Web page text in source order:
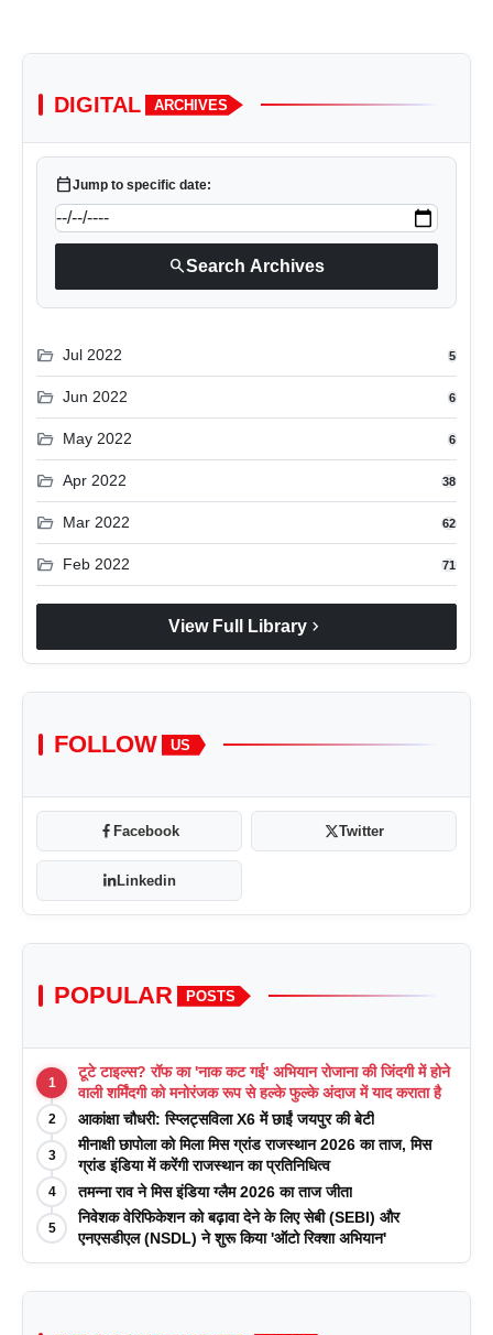
DIGITAL ARCHIVES
calendar_todayJump to specific date:
searchSearch Archives
folder_open Jul 2022 5
folder_open Jun 2022 6
folder_open May 2022 6
folder_open Apr 2022 38
folder_open Mar 2022 62
folder_open Feb 2022 71
View Full Library chevron_right
FOLLOW US
Facebook Twitter
Linkedin
POPULAR POSTS
1
टूटे टाइल्स? रॉफ का 'नाक कट गई' अभियान रोजाना की जिंदगी में होने
वाली शर्मिंदगी को मनोरंजक रूप से हल्के फुल्के अंदाज में याद कराता है
2 आकांक्षा चौधरी: स्प्लिट्सविला X6 में छाईं जयपुर की बेटी
3
मीनाक्षी छापोला को मिला मिस ग्रांड राजस्थान 2026 का ताज, मिस
ग्रांड इंडिया में करेंगी राजस्थान का प्रतिनिधित्व
4 तमन्ना राव ने मिस इंडिया ग्लैम 2026 का ताज जीता
5
निवेशक वेरिफिकेशन को बढ़ावा देने के लिए सेबी (SEBI) और
एनएसडीएल (NSDL) ने शुरू किया 'ऑटो रिक्शा अभियान'